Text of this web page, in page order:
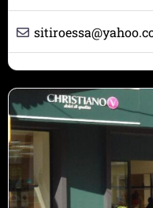
sitiroessa@